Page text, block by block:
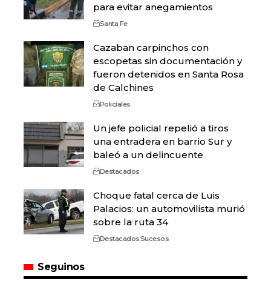
para evitar anegamientos
Santa Fe
Cazaban carpinchos con
escopetas sin documentación y
fueron detenidos en Santa Rosa
de Calchines
Policiales
Un jefe policial repelió a tiros
una entradera en barrio Sur y
baleó a un delincuente
Destacados
Choque fatal cerca de Luis
Palacios: un automovilista murió
sobre la ruta 34
DestacadosSucesos
Seguinos